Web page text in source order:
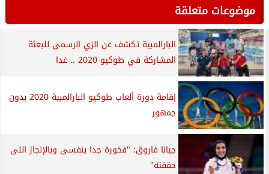
موضوعات متعلقة
البارالمبية تكشف عن الزي الرسمى للبعثة
المشاركة في طوكيو 2020 .. غدا
إقامة دورة ألعاب طوكيو البارالمبية 2020 بدون
جمهور
جيانا فاروق: "فخورة جدا بنفسى وبالإنجاز اللى
حققته"